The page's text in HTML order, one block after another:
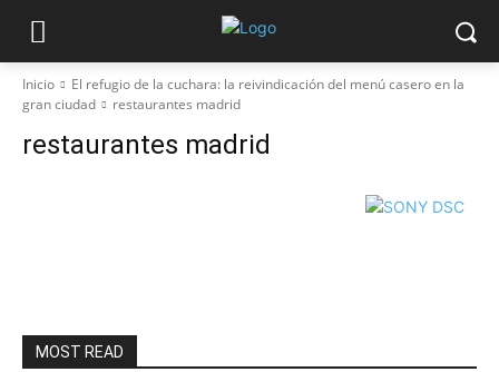
Inicio
El refugio de la cuchara: la reivindicación del menú casero en la
gran ciudad
restaurantes madrid
restaurantes madrid
MOST READ